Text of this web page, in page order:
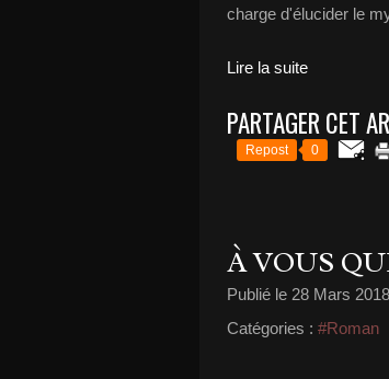
charge d'élucider le
Lire la suite
PARTAGER CET
Repost 0
À VOUS
Publié le 28 Mars 2018
Catégories : #Roman